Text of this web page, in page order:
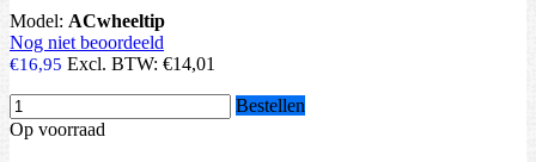
Model: ACwheeltip
Nog niet beoordeeld
€16,95 Excl. BTW: €14,01
Bestellen
Op voorraad